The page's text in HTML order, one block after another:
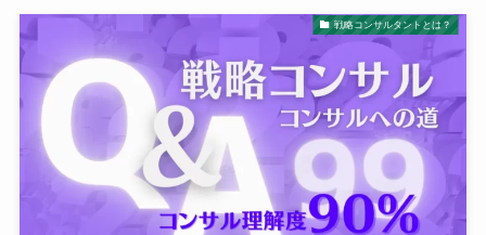
戦略コンサルタントとは？